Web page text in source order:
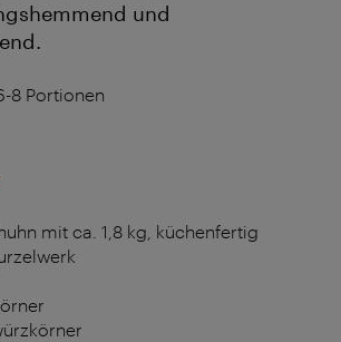
und
8 Portionen
mit ca. 1,8 kg, küchenfertig